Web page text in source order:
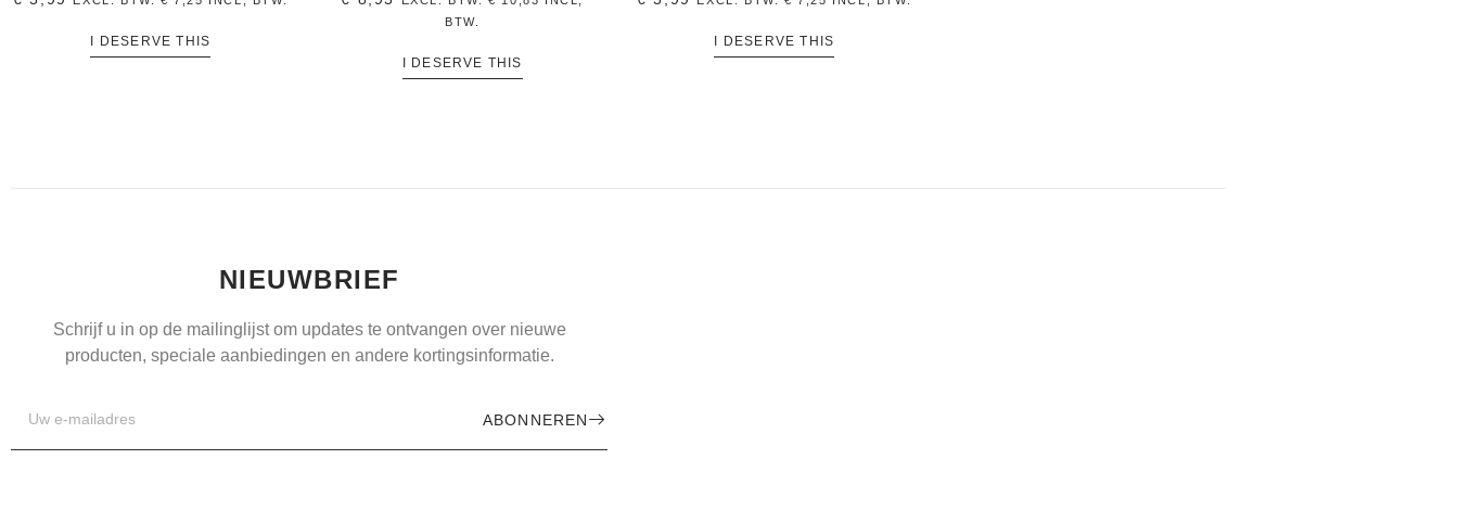
I DESERVE THIS
BTW.
I DESERVE THIS
I DESERVE THIS
NIEUWBRIEF
Schrijf u in op de mailinglijst om updates te ontvangen over nieuwe
producten, speciale aanbiedingen en andere kortingsinformatie.
ABONNEREN